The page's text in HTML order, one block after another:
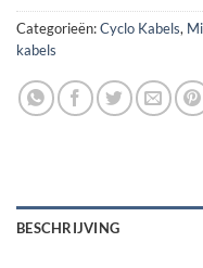
Categorieën:Cyclo Kabels,
kabels
BESCHRIJVING